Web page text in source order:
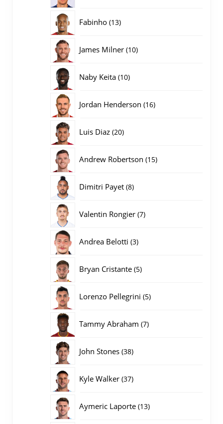
Fabinho 1313
James Milner 1010
Naby Keita 1010
Jordan Henderson 1616
Luis Diaz 2020
Andrew Robertson 1515
Dimitri Payet 88
Valentin Rongier 77
Andrea Belotti 33
Bryan Cristante 55
Lorenzo Pellegrini 55
Tammy Abraham 77
John Stones 3838
Kyle Walker 3737
Aymeric Laporte 1313